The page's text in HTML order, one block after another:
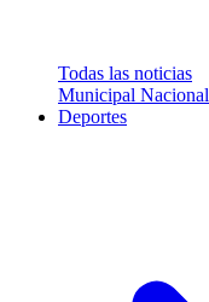
Todas las noticias
Municipal Nacional
Deportes